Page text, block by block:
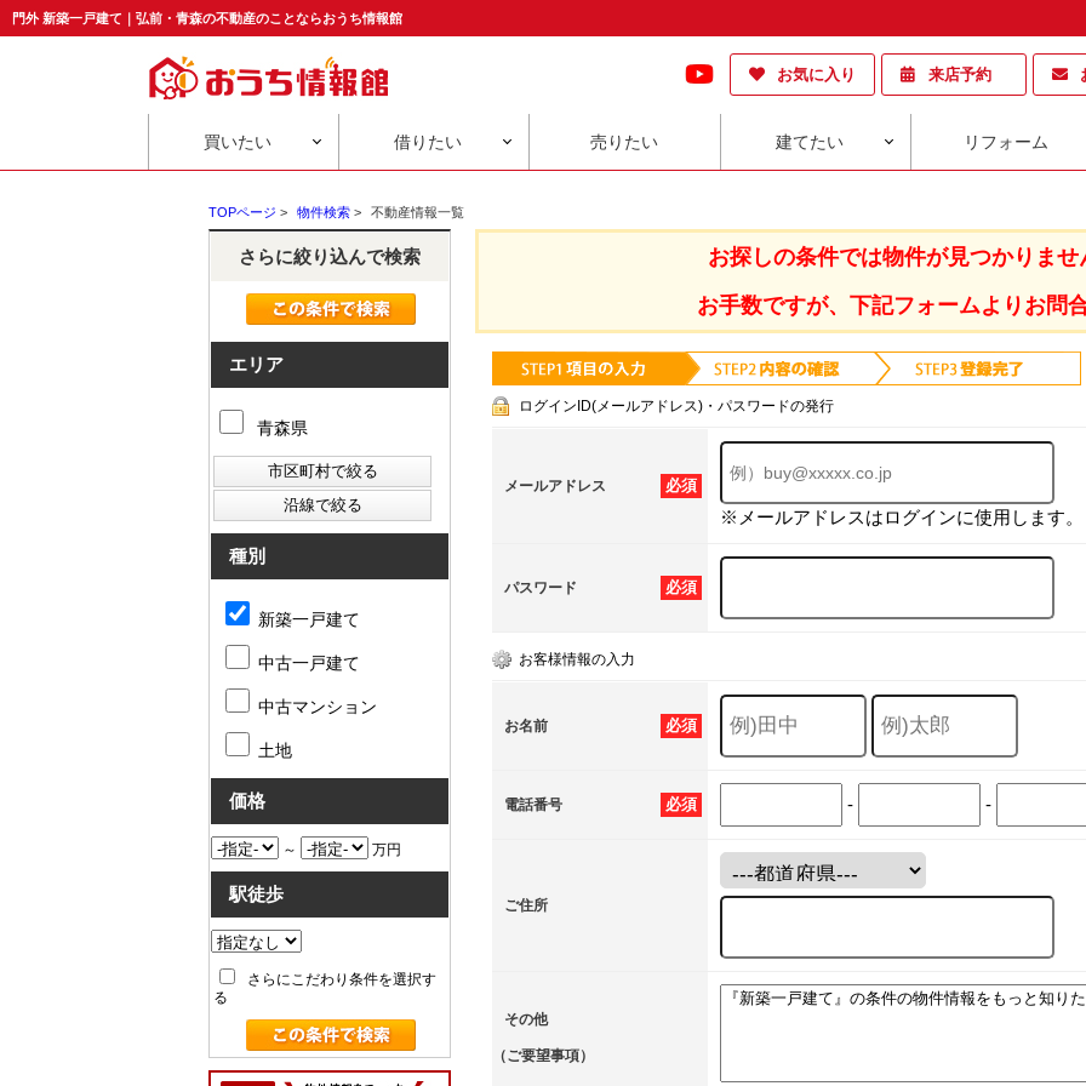
門外 新築一戸建て｜弘前・青森の不動産のことならおうち情報館
お気に入り 来店予約
買いたい 借りたい 売りたい 建てたい リフォーム
TOPページ > 物件検索 > 不動産情報一覧
お探しの条件では物件が見つかりませ
お手数ですが、下記フォームよりお問
ログインID(メールアドレス)・パスワードの発行
必須
メールアドレス
※メールアドレスはログインに使用します。
必須
パスワード
お客様情報の入力
必須
お名前
必須
電話番号 - -
ご住所
その他
（ご要望事項）
さらに絞り込んで検索
エリア
青森県
種別
新築一戸建て
中古一戸建て
中古マンション
土地
価格
～ 万円
駅徒歩
さらにこだわり条件を選択す
る